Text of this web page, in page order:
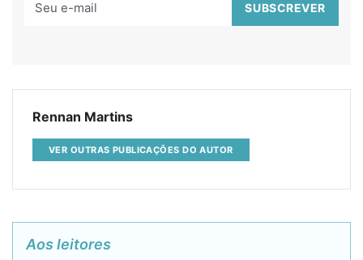
Rennan Martins
VER OUTRAS PUBLICAÇÕES DO AUTOR
Aos leitores